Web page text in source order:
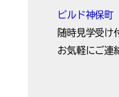
ビルド神保町
随時見学受け
お気軽にご連